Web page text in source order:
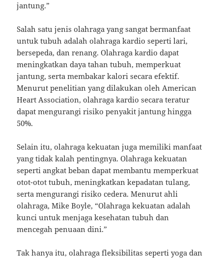
jantung.”
Salah satu jenis olahraga yang sangat bermanfaat
untuk tubuh adalah olahraga kardio seperti lari,
bersepeda, dan renang. Olahraga kardio dapat
meningkatkan daya tahan tubuh, memperkuat
jantung, serta membakar kalori secara efektif.
Menurut penelitian yang dilakukan oleh American
Heart Association, olahraga kardio secara teratur
dapat mengurangi risiko penyakit jantung hingga
50%.
Selain itu, olahraga kekuatan juga memiliki manfaat
yang tidak kalah pentingnya. Olahraga kekuatan
seperti angkat beban dapat membantu memperkuat
otot-otot tubuh, meningkatkan kepadatan tulang,
serta mengurangi risiko cedera. Menurut ahli
olahraga, Mike Boyle, “Olahraga kekuatan adalah
kunci untuk menjaga kesehatan tubuh dan
mencegah penuaan dini.”
Tak hanya itu, olahraga fleksibilitas seperti yoga dan